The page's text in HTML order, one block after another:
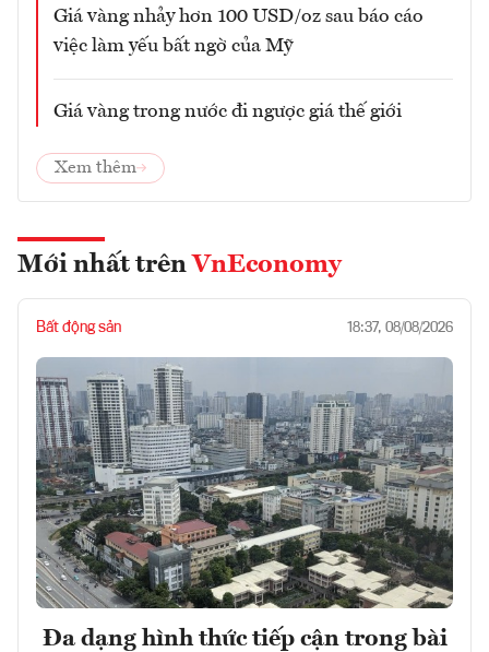
Giá vàng nhảy hơn 100 USD/oz sau báo cáo
việc làm yếu bất ngờ của Mỹ
Giá vàng trong nước đi ngược giá thế giới
Xem thêm
Mới nhất trên VnEconomy
Bất động sản 18:37, 08/08/2026
Đa dạng hình thức tiếp cận trong bài